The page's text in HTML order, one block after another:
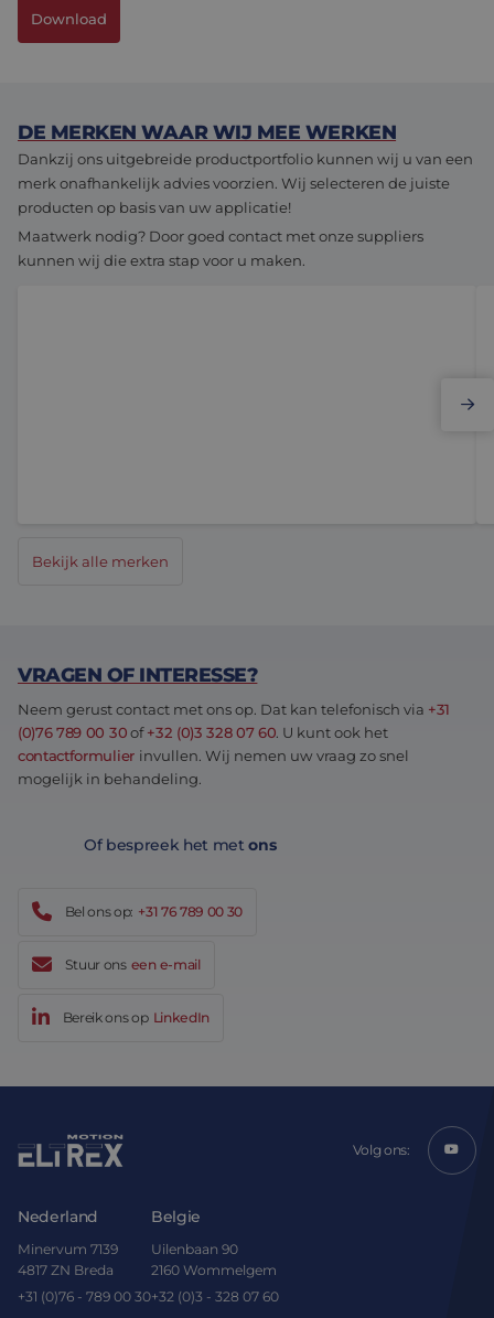
Download
DE MERKEN WAAR WIJ MEE WERKEN
Dankzij ons uitgebreide productportfolio kunnen wij u van een
merk onafhankelijk advies voorzien. Wij selecteren de juiste
producten op basis van uw applicatie!
Maatwerk nodig? Door goed contact met onze suppliers
kunnen wij die extra stap voor u maken.
Bekijk alle merken
VRAGEN OF INTERESSE?
Neem gerust contact met ons op. Dat kan telefonisch via +31
(0)76 789 00 30of+32 (0)3 328 07 60. U kunt ook het
contactformulier invullen. Wij nemen uw vraag zo snel
mogelijk in behandeling.
Of bespreek het metons
Bel ons op: +31 76 789 00 30
Stuur ons een e-mail
Bereik ons op LinkedIn
Volg ons:
Nederland
Minervum 7139
4817 ZN Breda
+31 (0)76 - 789 00 30
Belgie
Uilenbaan 90
2160 Wommelgem
+32 (0)3 - 328 07 60